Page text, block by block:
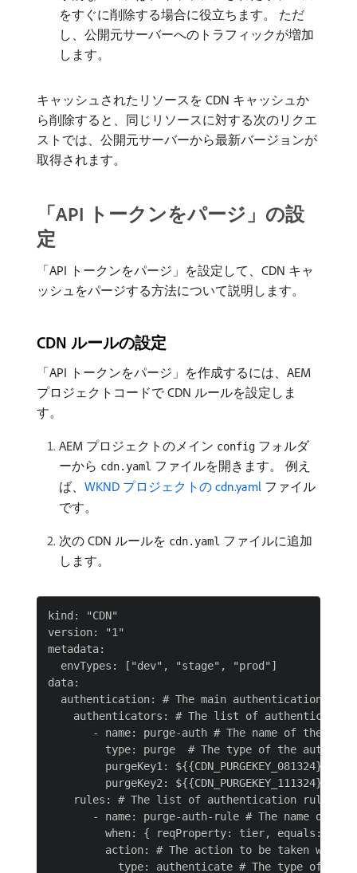
をすぐに削除する場合に役立ちます。 ただ
し、公開元サーバーへのトラフィックが増加
します。
キャッシュされたリソースを CDN キャッシュか
ら削除すると、同じリソースに対する次のリクエ
ストでは、公開元サーバーから最新バージョンが
取得されます。
「API トークンをパージ」の設
定
「API トークンをパージ」を設定して、CDN キャ
ッシュをパージする方法について説明します。
CDN ルールの設定
「API トークンをパージ」を作成するには、AEM
プロジェクトコードで CDN ルールを設定しま
す。
AEM プロジェクトのメイン config フォルダ
ーから cdn.yaml ファイルを開きます。 例え
ば、 WKND プロジェクトの cdn.yaml ファイル
です。
次の CDN ルールを cdn.yaml ファイルに追加
します。
kind: "CDN"
version: "1"
metadata:
  envTypes: ["dev", "stage", "prod"]
data:
authentication: # The main authentication
    authenticators: # The list of authenticators
- name: purge-auth # The name of the
type: purge  # The type of the
purgeKey1: ${{CDN_PURGEKEY_081324}} #
purgeKey2: ${{CDN_PURGEKEY_111324}} #
    rules: # The list of authentication rules
- name: purge-auth-rule # The name of the
when: { reqProperty: tier, equals:
action: # The action to be taken when
type: authenticate # The type of the